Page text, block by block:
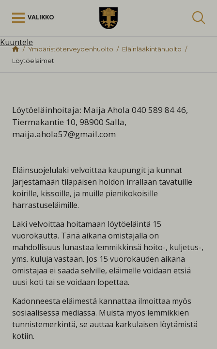
VALIKKO
Kuuntele
Ympäristöterveydenhuolto
Eläinlääkintähuolto
Löytöeläimet
Löytöeläinhoitaja: Maija Ahola 040 589 84 46,
Tiermakantie 10, 98900 Salla,
maija.ahola57@gmail.com
Eläinsuojelulaki velvoittaa kaupungit ja kunnat
järjestämään tilapäisen hoidon irrallaan tavatuille
koirille, kissoille, ja muille pienikokoisille
harrastuseläimille.
Laki velvoittaa hoitamaan löytöeläintä 15
vuorokautta. Tänä aikana omistajalla on
mahdollisuus lunastaa lemmikkinsä hoito-, kuljetus-,
yms. kuluja vastaan. Jos 15 vuorokauden aikana
omistajaa ei saada selville, eläimelle voidaan etsiä
uusi koti tai se voidaan lopettaa.
Kadonneesta eläimestä kannattaa ilmoittaa myös
sosiaalisessa mediassa. Muista myös lemmikkien
tunnistemerkintä, se auttaa karkulaisen löytämistä
kotiin.